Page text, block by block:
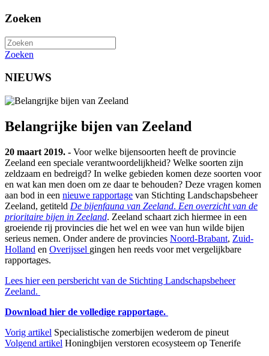
Zoeken
Zoeken
NIEUWS
Belangrijke bijen van Zeeland
20 maart 2019. - Voor welke bijensoorten heeft de provincie
Zeeland een speciale verantwoordelijkheid? Welke soorten zijn
zeldzaam en bedreigd? In welke gebieden komen deze soorten voor
en wat kan men doen om ze daar te behouden? Deze vragen komen
aan bod in een nieuwe rapportage van Stichting Landschapsbeheer
Zeeland, getiteld De bijenfauna van Zeeland. Een overzicht van de
prioritaire bijen in Zeeland. Zeeland schaart zich hiermee in een
groeiende rij provincies die het wel en wee van hun wilde bijen
serieus nemen. Onder andere de provincies Noord-Brabant, Zuid-
Holland en Overijssel gingen hen reeds voor met vergelijkbare
rapportages.
Lees hier een persbericht van de Stichting Landschapsbeheer
Zeeland.
Download hier de volledige rapportage.
Vorig artikel Specialistische zomerbijen wederom de pineut
Volgend artikel Honingbijen verstoren ecosysteem op Tenerife